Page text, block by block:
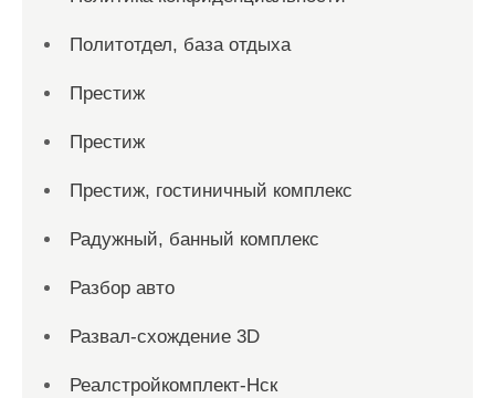
Политотдел, база отдыха
Престиж
Престиж
Престиж, гостиничный комплекс
Радужный, банный комплекс
Разбор авто
Развал-схождение 3D
Реалстройкомплект-Нск